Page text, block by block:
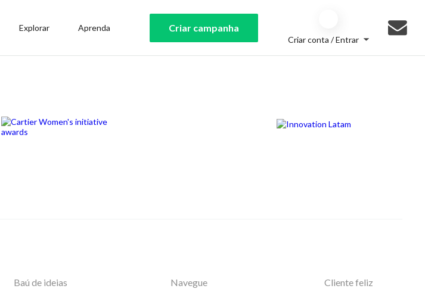
Explorar Aprenda Criar campanha
Criar conta / Entrar
Baú de ideias Navegue Cliente feliz